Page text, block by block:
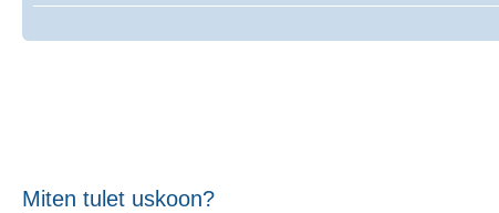
Miten tulet uskoon?